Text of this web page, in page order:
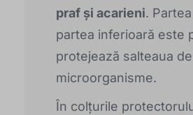
praf și acarieni.
partea inferioară este
protejează salteaua
microorganisme.
În colțurile